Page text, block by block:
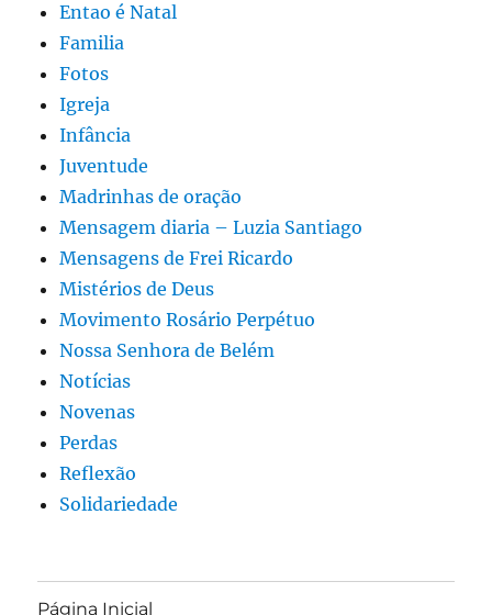
Entao é Natal
Familia
Fotos
Igreja
Infância
Juventude
Madrinhas de oração
Mensagem diaria – Luzia Santiago
Mensagens de Frei Ricardo
Mistérios de Deus
Movimento Rosário Perpétuo
Nossa Senhora de Belém
Notícias
Novenas
Perdas
Reflexão
Solidariedade
Página Inicial